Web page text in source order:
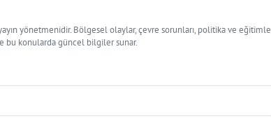
yönetmenidir. Bölgesel olaylar, çevre sorunları, politika ve eğitimle
konularda güncel bilgiler sunar.